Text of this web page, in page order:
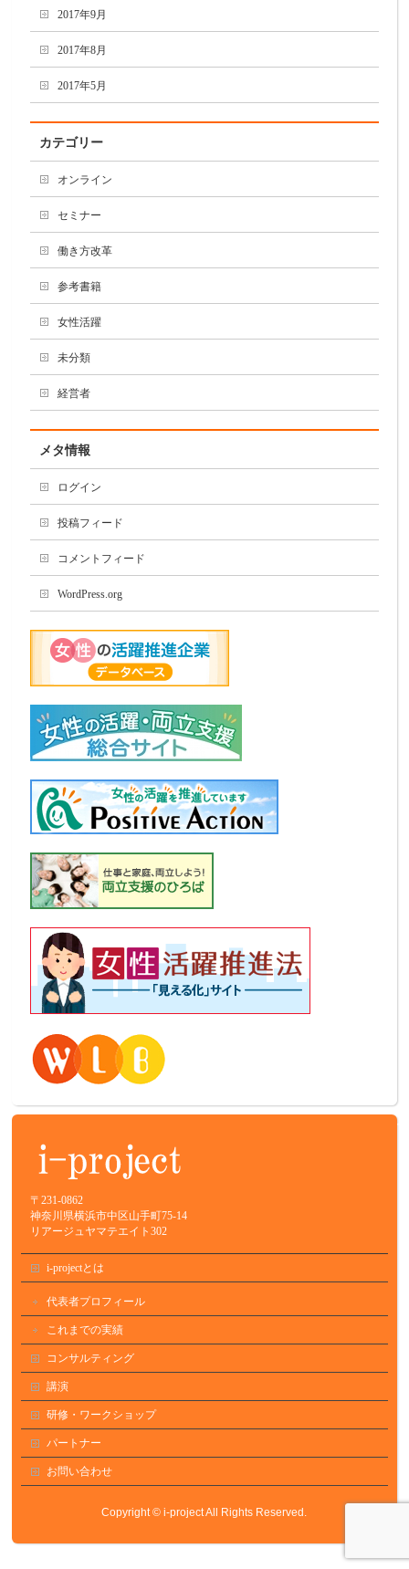
2017年9月
2017年8月
2017年5月
カテゴリー
オンライン
セミナー
働き方改革
参考書籍
女性活躍
未分類
経営者
メタ情報
ログイン
投稿フィード
コメントフィード
WordPress.org
〒231-0862
神奈川県横浜市中区山手町75-14
リアージュヤマテエイト302
i-projectとは
代表者プロフィール
これまでの実績
コンサルティング
講演
研修・ワークショップ
パートナー
お問い合わせ
Copyright ©i-projectAll Rights Reserved.